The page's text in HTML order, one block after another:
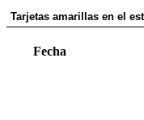
Tarjetas amarillas en el
Fecha